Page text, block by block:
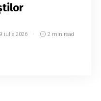
iulie 2026 2 min read